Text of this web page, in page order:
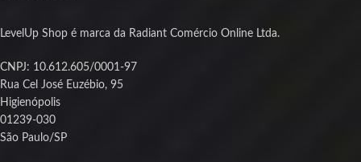
LevelUp Shop é marca da Radiant Comércio Online Ltda.
CNPJ: 10.612.605/0001-97
Rua Cel José Euzébio, 95
Higienópolis
01239-030
São Paulo/SP